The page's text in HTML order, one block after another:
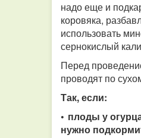
надо еще и
коровяка,
использовать
сернокислый
Перед
проводят по
Так, если:
• плоды у
нужно